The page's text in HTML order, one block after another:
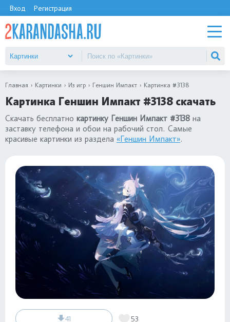
Вход Регистрация
Главная Картинки Из игр Геншин Импакт Картинка #3138
Картинка Геншин Импакт #3138 скачать
Скачать бесплатно картинку Геншин Импакт #3138 на
заставку телефона и обои на рабочий стол. Самые
красивые картинки из раздела «Геншин Импакт».
41 53